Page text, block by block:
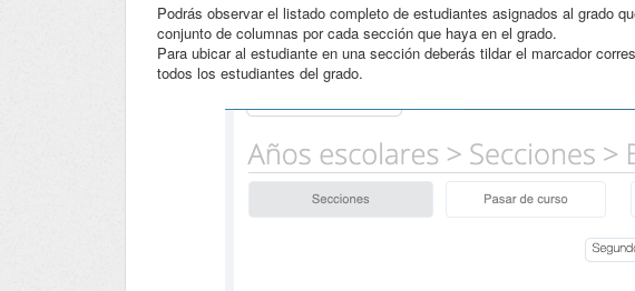
Podrás observar el listado completo de estudiantes asignados al grado
conjunto de columnas por cada sección que haya en el grado.
Para ubicar al estudiante en una sección deberás tildar el marcador
todos los estudiantes del grado.